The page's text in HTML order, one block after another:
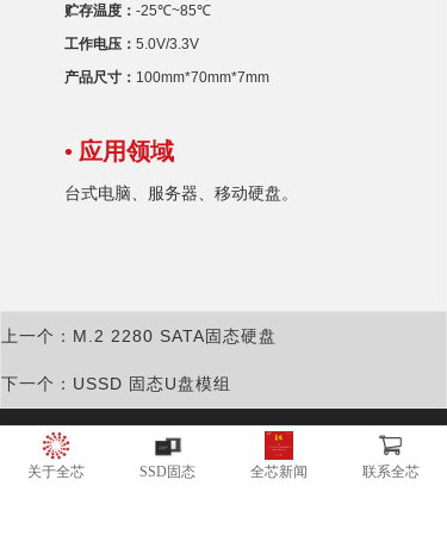
贮存温度： -25℃~85℃
工作电压： 5.0V/3.3V
产品尺寸： 100mm*70mm*7mm
• 应用领域
台式电脑、服务器、移动硬盘。
上一个：M.2 2280 SATA固态硬盘
下一个：USSD 固态U盘模组
广东全芯半导体有限公司
地址：广东省东莞市松山湖高新开发区南山路一号中集智谷4号楼C户
关于全芯 SSD固态 全芯新闻 联系全芯